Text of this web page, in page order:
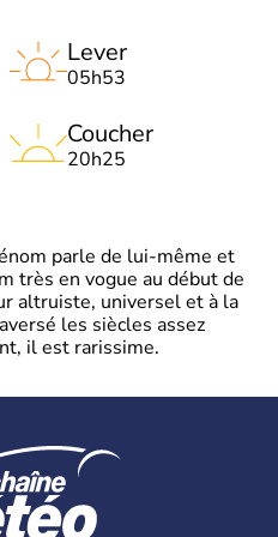
Lever
05h53
Coucher
20h25
parle de lui-même et
très en vogue au début de
altruiste, universel et à la
les siècles assez
il est rarissime.